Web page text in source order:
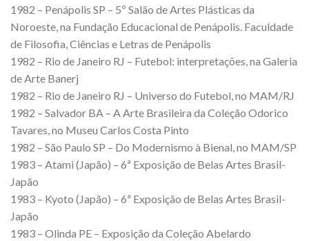
1982 – Penápolis SP – 5º Salão de Artes Plásticas da
Noroeste, na Fundação Educacional de Penápolis. Faculdade
de Filosofia, Ciências e Letras de Penápolis
1982 – Rio de Janeiro RJ – Futebol: interpretações, na Galeria
de Arte Banerj
1982 – Rio de Janeiro RJ – Universo do Futebol, no MAM/RJ
1982 – Salvador BA – A Arte Brasileira da Coleção Odorico
Tavares, no Museu Carlos Costa Pinto
1982 – São Paulo SP – Do Modernismo à Bienal, no MAM/SP
1983 – Atami (Japão) – 6ª Exposição de Belas Artes Brasil-
Japão
1983 – Kyoto (Japão) – 6ª Exposição de Belas Artes Brasil-
Japão
1983 – Olinda PE – Exposição da Coleção Abelardo